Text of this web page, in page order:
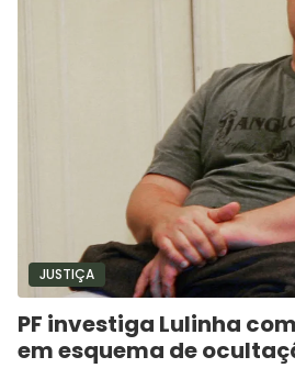
JUSTIÇA
PF investiga Lulinha
em esquema de